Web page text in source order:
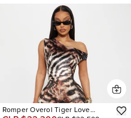
Romper Overol Tiger Love